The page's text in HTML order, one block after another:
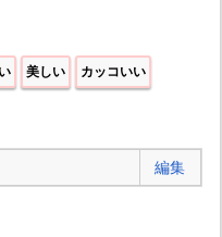
美しい カッコいい
編集